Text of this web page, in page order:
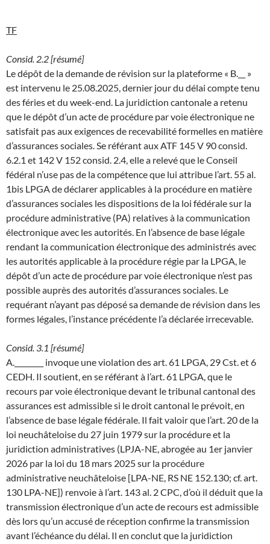
TF
Consid. 2.2 [résumé]
Le dépôt de la demande de révision sur la plateforme « B.__ »
est intervenu le 25.08.2025, dernier jour du délai compte tenu
des féries et du week-end. La juridiction cantonale a retenu
que le dépôt d’un acte de procédure par voie électronique ne
satisfait pas aux exigences de recevabilité formelles en matière
d’assurances sociales. Se référant aux ATF 145 V 90 consid.
6.2.1 et 142 V 152 consid. 2.4, elle a relevé que le Conseil
fédéral n’use pas de la compétence que lui attribue l’art. 55 al.
1bis LPGA de déclarer applicables à la procédure en matière
d’assurances sociales les dispositions de la loi fédérale sur la
procédure administrative (PA) relatives à la communication
électronique avec les autorités. En l’absence de base légale
rendant la communication électronique des administrés avec
les autorités applicable à la procédure régie par la LPGA, le
dépôt d’un acte de procédure par voie électronique n’est pas
possible auprès des autorités d’assurances sociales. Le
requérant n’ayant pas déposé sa demande de révision dans les
formes légales, l’instance précédente l’a déclarée irrecevable.
Consid. 3.1 [résumé]
A.________ invoque une violation des art. 61 LPGA, 29 Cst. et 6
CEDH. Il soutient, en se référant à l’art. 61 LPGA, que le
recours par voie électronique devant le tribunal cantonal des
assurances est admissible si le droit cantonal le prévoit, en
l’absence de base légale fédérale. Il fait valoir que l’art. 20 de la
loi neuchâteloise du 27 juin 1979 sur la procédure et la
juridiction administratives (LPJA-NE, abrogée au 1er janvier
2026 par la loi du 18 mars 2025 sur la procédure
administrative neuchâteloise [LPA-NE, RS NE 152.130; cf. art.
130 LPA-NE]) renvoie à l’art. 143 al. 2 CPC, d’où il déduit que la
transmission électronique d’un acte de recours est admissible
dès lors qu’un accusé de réception confirme la transmission
avant l’échéance du délai. Il en conclut que la juridiction